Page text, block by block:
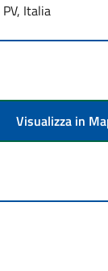
Italia
Visualizza in